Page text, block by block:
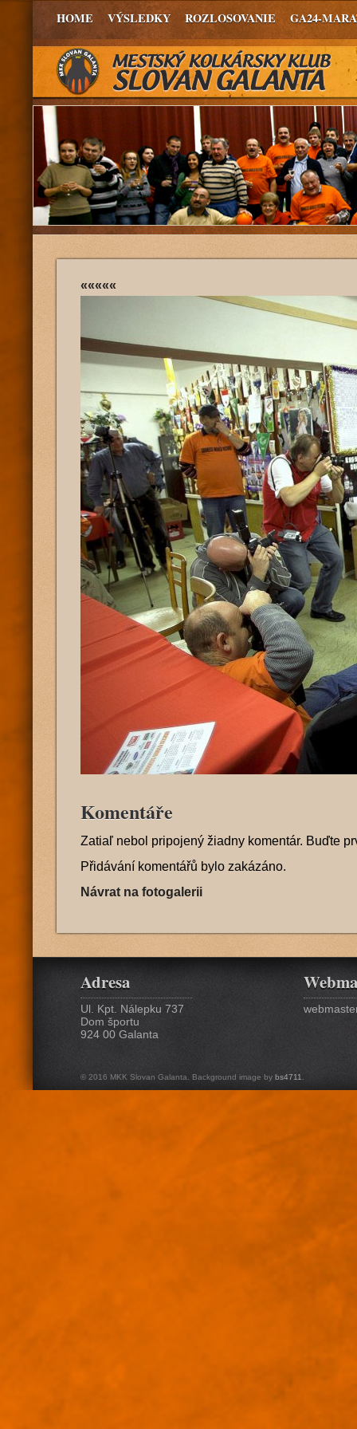
HOME VÝSLEDKY ROZLOSOVANIE GA24-
«««««
Komentáře
Zatiaľ nebol pripojený žiadny komentár. Buďte
Přidávání komentářů bylo zakázáno.
Návrat na fotogalerii
Adresa
Ul. Kpt. Nálepku 737
Dom športu
924 00 Galanta
© 2016 MKK Slovan Galanta. Background image by bs4711